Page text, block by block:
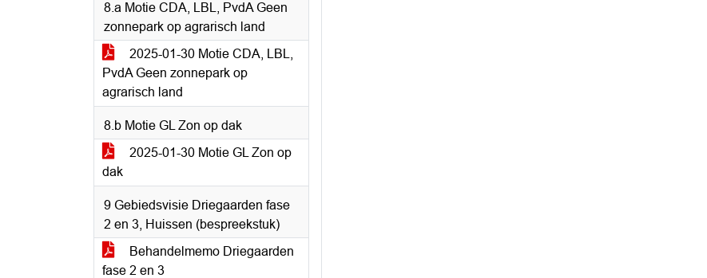
8.a Motie CDA, LBL, PvdA Geen
zonnepark op agrarisch land
2025-01-30 Motie CDA, LBL,
PvdA Geen zonnepark op
agrarisch land
8.b Motie GL Zon op dak
2025-01-30 Motie GL Zon op
dak
9 Gebiedsvisie Driegaarden fase
2 en 3, Huissen (bespreekstuk)
Behandelmemo Driegaarden
fase 2 en 3